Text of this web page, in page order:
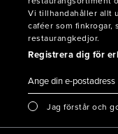
Vi tillhandahåller allt
caféer som
restaurangkedjor.
Registrera dig för
Jag förstår och